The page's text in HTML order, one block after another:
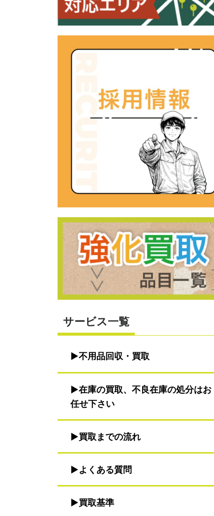
サービス一覧
不用品回収・買取
在庫の買取、不良在庫の処分はお
任せ下さい
買取までの流れ
よくある質問
買取基準